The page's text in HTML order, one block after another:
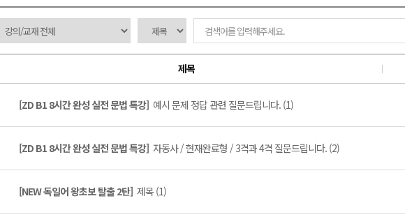
제목
[ZD B1 8시간 완성 실전 문법 특강] 예시 문제 정답 관련 질문드립니다. (1)
[ZD B1 8시간 완성 실전 문법 특강] 자동사 / 현재완료형 / 3격과 4격 질문드립니다. (2)
[NEW 독일어 왕초보 탈출 2탄] 제목 (1)